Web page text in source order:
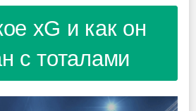
xG и как он
с тоталами